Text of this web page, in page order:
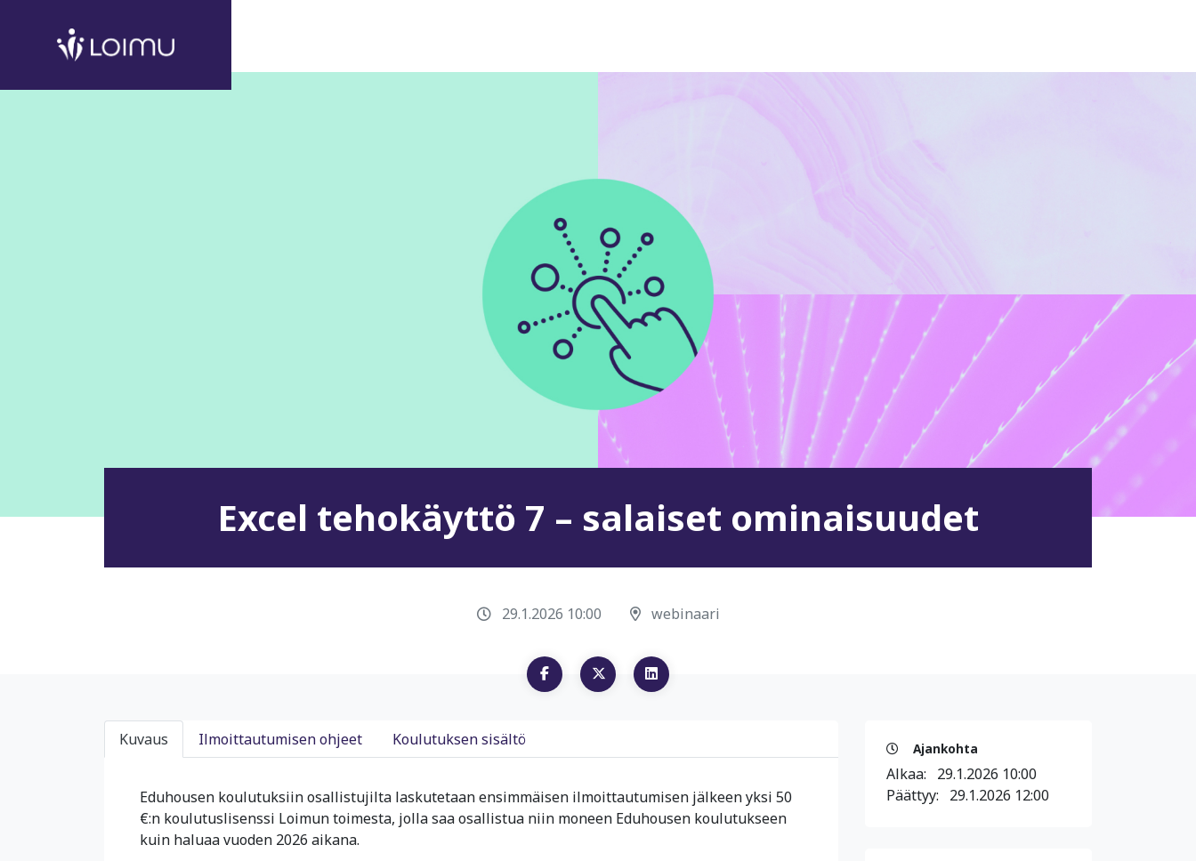
Excel tehokäyttö 7 – salaiset ominaisuudet
29.1.2026 10:00 webinaari
Kuvaus Ilmoittautumisen ohjeet Koulutuksen sisältö
Eduhousen koulutuksiin osallistujilta laskutetaan ensimmäisen ilmoittautumisen jälkeen yksi 50
€:n koulutuslisenssi Loimun toimesta, jolla saa osallistua niin moneen Eduhousen koulutukseen
kuin haluaa vuoden 2026 aikana.
Ajankohta
Alkaa: 29.1.2026 10:00
Päättyy: 29.1.2026 12:00